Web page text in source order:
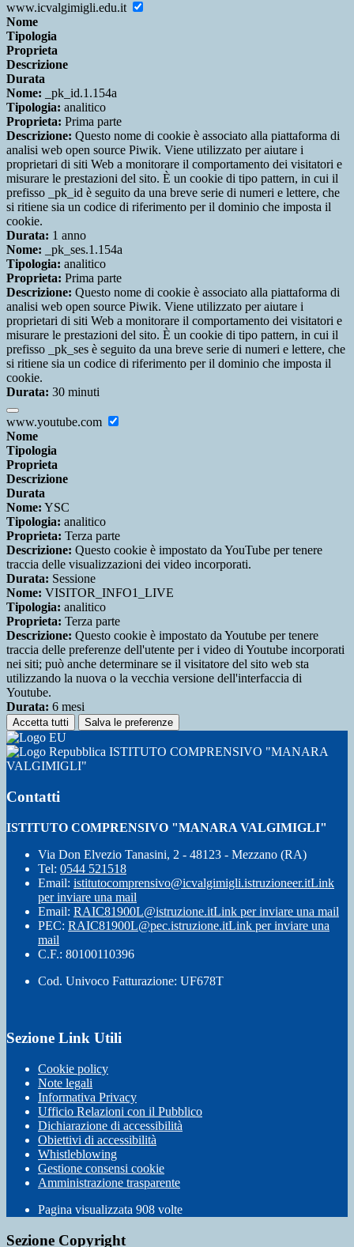
www.icvalgimigli.edu.it
Nome
Tipologia
Proprieta
Descrizione
Durata
Nome: _pk_id.1.154a
Tipologia: analitico
Proprieta: Prima parte
Descrizione: Questo nome di cookie è associato alla piattaforma di
analisi web open source Piwik. Viene utilizzato per aiutare i
proprietari di siti Web a monitorare il comportamento dei visitatori e
misurare le prestazioni del sito. È un cookie di tipo pattern, in cui il
prefisso _pk_id è seguito da una breve serie di numeri e lettere, che
si ritiene sia un codice di riferimento per il dominio che imposta il
cookie.
Durata: 1 anno
Nome: _pk_ses.1.154a
Tipologia: analitico
Proprieta: Prima parte
Descrizione: Questo nome di cookie è associato alla piattaforma di
analisi web open source Piwik. Viene utilizzato per aiutare i
proprietari di siti Web a monitorare il comportamento dei visitatori e
misurare le prestazioni del sito. È un cookie di tipo pattern, in cui il
prefisso _pk_ses è seguito da una breve serie di numeri e lettere, che
si ritiene sia un codice di riferimento per il dominio che imposta il
cookie.
Durata: 30 minuti
www.youtube.com
Nome
Tipologia
Proprieta
Descrizione
Durata
Nome: YSC
Tipologia: analitico
Proprieta: Terza parte
Descrizione: Questo cookie è impostato da YouTube per tenere
traccia delle visualizzazioni dei video incorporati.
Durata: Sessione
Nome: VISITOR_INFO1_LIVE
Tipologia: analitico
Proprieta: Terza parte
Descrizione: Questo cookie è impostato da Youtube per tenere
traccia delle preferenze dell'utente per i video di Youtube incorporati
nei siti; può anche determinare se il visitatore del sito web sta
utilizzando la nuova o la vecchia versione dell'interfaccia di
Youtube.
Durata: 6 mesi
Accetta tutti Salva le preferenze
ISTITUTO COMPRENSIVO "MANARA
VALGIMIGLI"
Contatti
ISTITUTO COMPRENSIVO "MANARA VALGIMIGLI"
Via Don Elvezio Tanasini, 2 - 48123 - Mezzano (RA)
Tel: 0544 521518
Email: istitutocomprensivo@icvalgimigli.istruzioneer.itLink
per inviare una mail
Email: RAIC81900L@istruzione.itLink per inviare una mail
PEC: RAIC81900L@pec.istruzione.itLink per inviare una
mail
C.F.: 80100110396
Cod. Univoco Fatturazione: UF678T
Sezione Link Utili
Cookie policy
Note legali
Informativa Privacy
Ufficio Relazioni con il Pubblico
Dichiarazione di accessibilità
Obiettivi di accessibilità
Whistleblowing
Gestione consensi cookie
Amministrazione trasparente
Pagina visualizzata 908 volte
Sezione Copyright